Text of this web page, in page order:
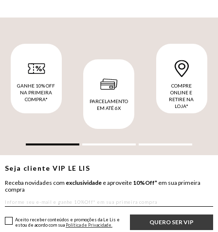
GANHE 10% OFF
NA PRIMEIRA
COMPRA*
PARCELAMENTO
EM ATÉ 6X
COMPRE
ONLINE E
RETIRE NA
LOJA*
Seja clienteVIP LE LIS
Receba novidades com exclusividade e aproveite 10%Off* em sua primeira
compra
QUERO SER VIP
Aceito receber conteúdos e promoções da Le Lis e
estou de acordo com sua Política de Privacidade.